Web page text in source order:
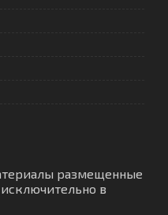
размещенные
в